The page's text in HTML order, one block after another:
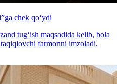
chek qo‘ydi
tug‘ish maqsadida kelib, bola
farmonni imzoladi.